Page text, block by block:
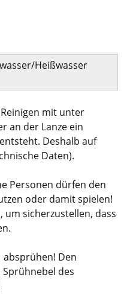
Heißwasser
mit unter
an der Lanze ein
Deshalb auf
Daten).
Personen dürfen den
oder damit spielen!
um sicherzustellen, dass
Den
des